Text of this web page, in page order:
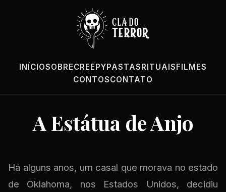
INÍCIOSOBRECREEPYPASTASRITUAISFILMES
CONTOSCONTATO
A Estátua de Anjo
Há alguns anos, um casal que morava no estado
de Oklahoma, nos Estados Unidos, decidiu